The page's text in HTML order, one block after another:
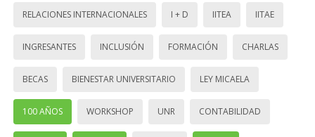
RELACIONES INTERNACIONALES I + D IITEA IITAE
INGRESANTES INCLUSIÓN FORMACIÓN CHARLAS
BECAS BIENESTAR UNIVERSITARIO LEY MICAELA
100 AÑOS WORKSHOP UNR CONTABILIDAD